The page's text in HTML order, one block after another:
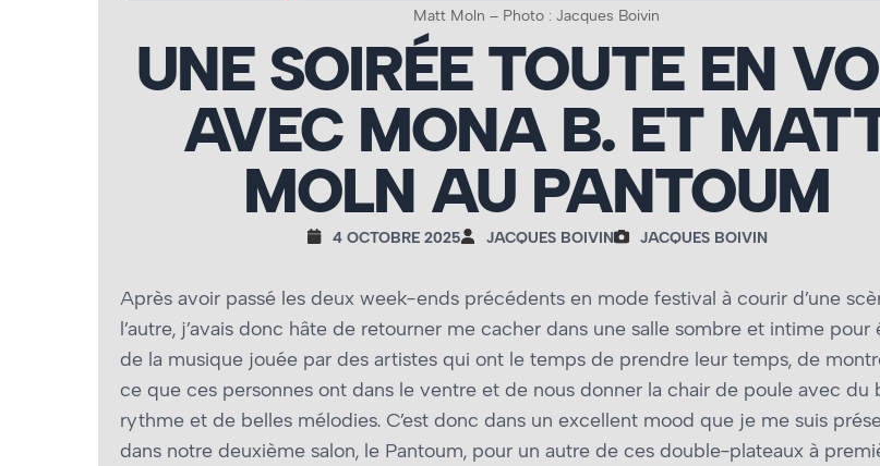
Matt Moln – Photo : Jacques Boivin
UNE SOIRÉE TOUTE EN
AVEC MONA B. ET
MOLN AU PANTOUM
4 OCTOBRE 2025 JACQUES BOIVIN JACQUES BOIVIN
Après avoir passé les deux week-ends précédents en mode festival à courir d’une
l’autre, j’avais donc hâte de retourner me cacher dans une salle sombre et intime pour
de la musique jouée par des artistes qui ont le temps de prendre leur temps, de
ce que ces personnes ont dans le ventre et de nous donner la chair de poule avec du
rythme et de belles mélodies. C’est donc dans un excellent mood que je me suis
dans notre deuxième salon, le Pantoum, pour un autre de ces double-plateaux à